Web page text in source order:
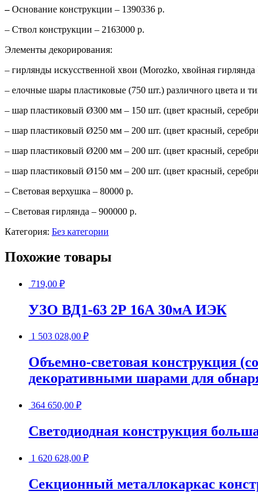
–Основание конструкции – 1390336 р.
– Ствол конструкции – 2163000 р.
Элементы декорирования:
– гирлянды искусственной хвои (Morozko, хвойная
– елочные шары пластиковые (750 шт.) различного цвета и
– шар пластиковый Ø300 мм – 150 шт. (цвет красный,
– шар пластиковый Ø250 мм – 200 шт. (цвет красный,
– шар пластиковый Ø200 мм – 200 шт. (цвет красный,
– шар пластиковый Ø150 мм – 200 шт. (цвет красный,
– Световая верхушка – 80000 р.
– Световая гирлянда – 900000 р.
Категория: Без категории
Похожие товары
719,00 ₽
УЗО ВД1-63 2Р 16А 30мА ИЭК
1 503 028,00 ₽
Объемно-световая конструкция
декоративными шарами для
364 650,00 ₽
Светодиодная конструкция
1 620 628,00 ₽
Секционный металлокаркас